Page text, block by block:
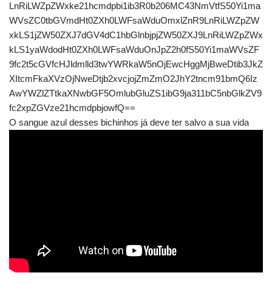
LnRiLWZpZWxke21hcmdpbi1ib3R0b206MC43NmVtfS50Yi1ma
WVsZC0tbGVmdHt0ZXh0LWFsaWduOmxlZnR9LnRiLWZpZW
xkLS1jZW50ZXJ7dGV4dC1hbGlnbjpjZW50ZXJ9LnRiLWZpZWx
kLS1yaWdodHt0ZXh0LWFsaWduOnJpZ2h0fS50Yi1maWVsZF
9fc2t5cGVfcHJldmlld3twYWRkaW5nOjEwcHggMjBweDtib3JkZ
XItcmFkaXVzOjNweDtjb2xvcjojZmZmO2JhY2tncm91bmQ6Iz
AwYWZlZTtkaXNwbGF5OmlubGluZS1ibG9ja311bC5nbGlkZV9
fc2xpZGVze21hcmdpbjowfQ==
O sangue azul desses bichinhos já deve ter salvo a sua vida